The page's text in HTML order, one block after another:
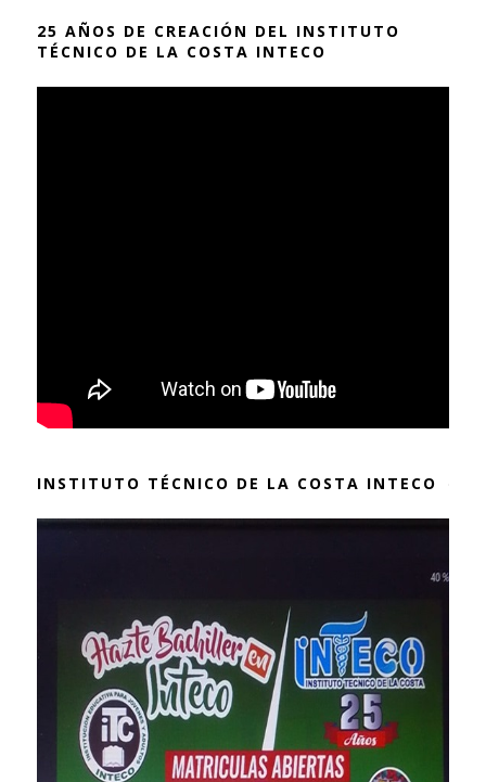
25 AÑOS DE CREACIÓN DEL INSTITUTO
TÉCNICO DE LA COSTA INTECO
INSTITUTO TÉCNICO DE LA COSTA INTECO